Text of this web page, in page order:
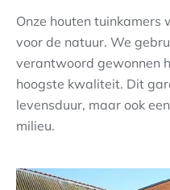
Onze houten
voor de natuur. We
verantwoord gewonnen
hoogste kwaliteit. Dit
levensduur, maar ook
milieu.